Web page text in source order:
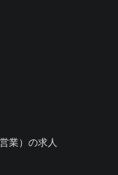
業）の求人